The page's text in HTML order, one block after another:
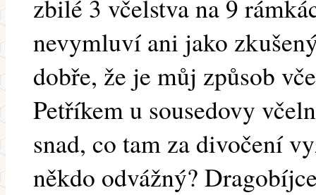
zbilé 3 včelstva na 9
nevymluví ani jako
dobře, že je můj způsob
Petříkem u sousedovy
snad, co tam za divočení
někdo odvážný?